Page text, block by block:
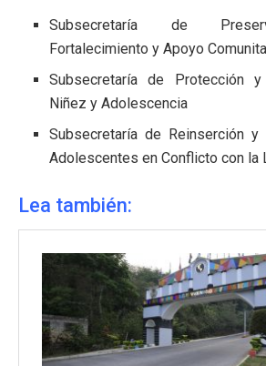
Subsecretaría de
Fortalecimiento y Apoyo
Subsecretaría de Protección
Niñez y Adolescencia
Subsecretaría de Reinserción y
Adolescentes en Conflicto con la
Lea también: